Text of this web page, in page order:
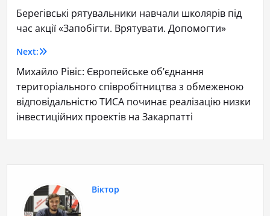
Берегівські рятувальники навчали школярів під
час акції «Запобігти. Врятувати. Допомогти»
Next:
Михайло Рівіс: Європейське об’єднання
територіального співробітництва з обмеженою
відповідальністю ТИСА починає реалізацію низки
інвестиційних проектів на Закарпатті
Віктор